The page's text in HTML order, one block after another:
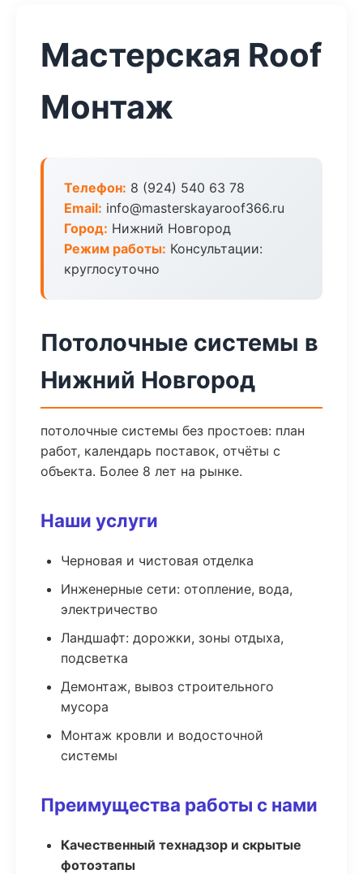
Мастерская Roof
Монтаж
Телефон: 8 (924) 540 63 78
Email: info@masterskayaroof366.ru
Город: Нижний Новгород
Режим работы: Консультации:
круглосуточно
Потолочные системы в
Нижний Новгород
потолочные системы без простоев: план
работ, календарь поставок, отчёты с
объекта. Более 8 лет на рынке.
Наши услуги
Черновая и чистовая отделка
Инженерные сети: отопление, вода,
электричество
Ландшафт: дорожки, зоны отдыха,
подсветка
Демонтаж, вывоз строительного
мусора
Монтаж кровли и водосточной
системы
Преимущества работы с нами
Качественный технадзор и скрытые
фотоэтапы